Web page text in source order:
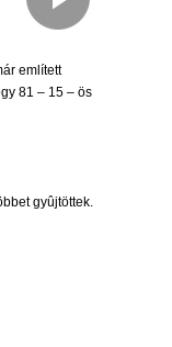
említett
81 – 15 – ös
gyûjtöttek.